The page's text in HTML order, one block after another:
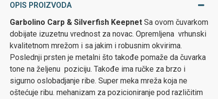
OPIS PROIZVODA
Garbolino Carp & Silverfish Keepnet Sa ovom čuvarkom
dobijate izuzetnu vrednost za novac. Opremljena vrhunski
kvalitetnom mrežom i sa jakim i robusnim okvirima.
Poslednji prsten je metalni što takođe pomaže da čuvarka
tone na željenu poziciju. Takođe ima ručke za brzo i
sigurno oslobadjanje ribe. Super meka mreža koja ne
oštećuje ribu. mehanizam za pozicioniranje pod različitim